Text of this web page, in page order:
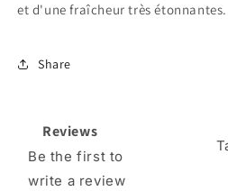
et d'une fraîcheur très étonnantes.
Share
Reviews
Be the first to
write a review